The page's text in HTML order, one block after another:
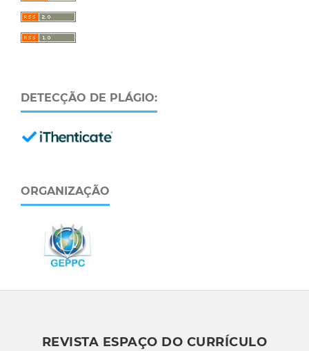
DETECÇÃO DE PLÁGIO:
ORGANIZAÇÃO
REVISTA ESPAÇO DO CURRÍCULO